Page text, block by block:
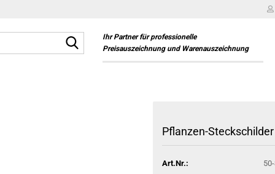
Suche...Ihr Partner für professionelle
Preisauszeichnung und Warenauszeichnung
Pflanzen-
Art.Nr.: